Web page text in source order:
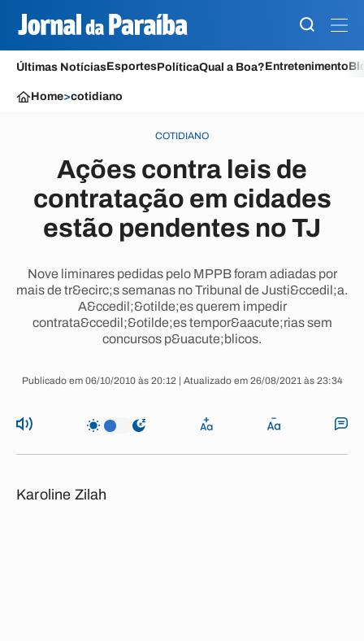
Últimas NotíciasEsportesPolíticaQual a Boa?Entretenimento
Home>cotidiano
COTIDIANO
Ações contra leis de
contratação em cidades
estão pendentes no TJ
Nove liminares pedidas pelo MPPB foram adiadas por
mais de tr&ecirc;s semanas no Tribunal de Justi&ccedil;a.
A&ccedil;&otilde;es querem impedir
contrata&ccedil;&otilde;es tempor&aacute;rias sem
concursos p&uacute;blicos.
Publicado em 06/10/2010 às 20:12 | Atualizado em 26/08/2021 às 23:34
Karoline Zilah